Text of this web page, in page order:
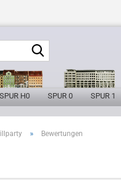
SPUR H0 SPUR 0 SPUR 1
» Bewertungen